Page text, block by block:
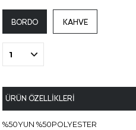
BORDO KAHVE
ÜRÜN ÖZELLIKLERI
%50YUN %50POLYESTER